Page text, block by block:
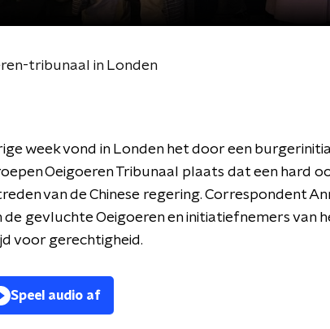
tribunaal in Londen
week vond in Londen het door een
Oeigoeren Tribunaal plaats dat een hard
van de Chinese regering. Correspondent
de gevluchte Oeigoeren en initiatiefnemers van
voor gerechtigheid.
Speel audio af